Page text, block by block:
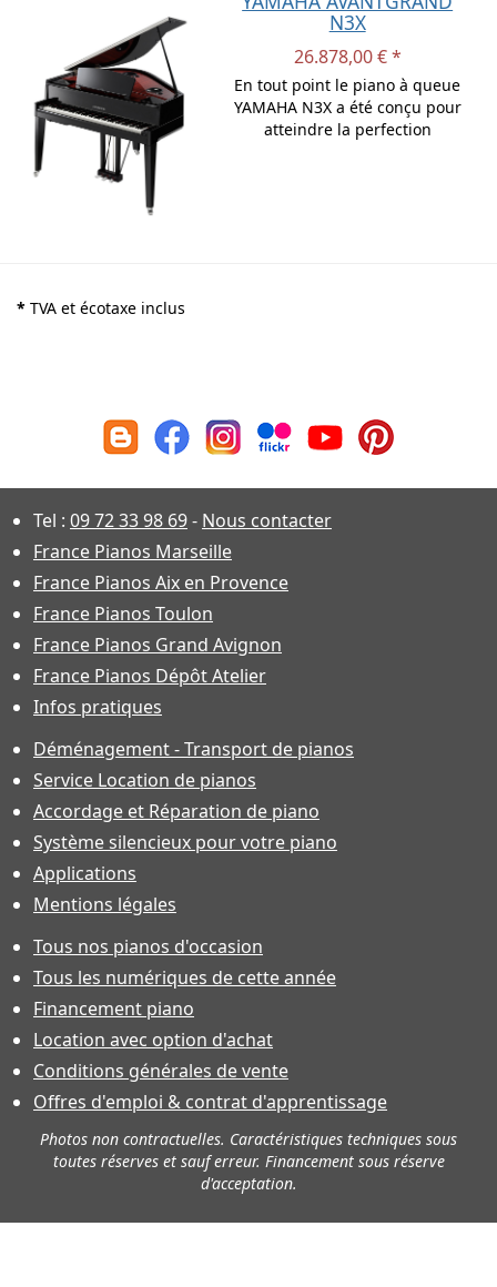
N3X
26.878,00 € *
En tout point le piano à queue
YAMAHA N3X a été conçu pour
atteindre la perfection
* TVA et écotaxe inclus
Tel : 09 72 33 98 69- Nous contacter
France Pianos Marseille
France Pianos Aix en Provence
France Pianos Toulon
France Pianos Grand Avignon
France Pianos Dépôt Atelier
Infos pratiques
Déménagement - Transport de pianos
Service Location de pianos
Accordage et Réparation de piano
Système silencieux pour votre piano
Applications
Mentions légales
Tous nos pianos d'occasion
Tous les numériques de cette année
Financement piano
Location avec option d'achat
Conditions générales de vente
Offres d'emploi & contrat d'apprentissage
Photos non contractuelles. Caractéristiques techniques sous
toutes réserves et sauf erreur. Financement sous réserve
d'acceptation.